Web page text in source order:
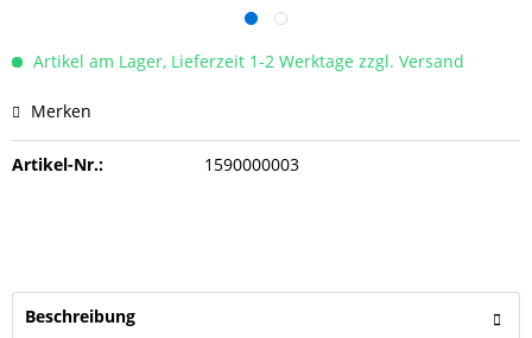
Artikel am Lager, Lieferzeit 1-2 Werktage zzgl. Versand
Merken
Artikel-Nr.: 1590000003
Beschreibung